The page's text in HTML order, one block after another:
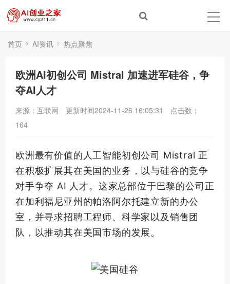
首页 AI资讯 热点聚焦
欧洲AI初创公司 Mistral 加速进军硅谷，争
夺AI人才
来源：互联网 更新时间2024-11-26 16:05:31
点击数：
164
欧洲最有价值的人工智能初创公司 Mistral 正
在积极扩展其在美国的业务，以与硅谷的竞争
对手争夺 AI 人才。这家总部位于巴黎的公司正
在加利福尼亚州的帕洛阿尔托建立新的办公
室，并寻求招聘工程师、科学家以及销售团
队，以推动其在美国市场的发展。